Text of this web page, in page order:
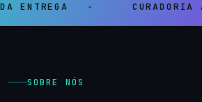
CURADORIA ANTES DE
SOBRE NÓS